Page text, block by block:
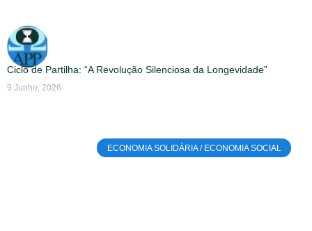
Ciclo de Partilha: “A Revolução Silenciosa da Longevidade”
9 Junho, 2026
ECONOMIA SOLIDÁRIA / ECONOMIA SOCIAL